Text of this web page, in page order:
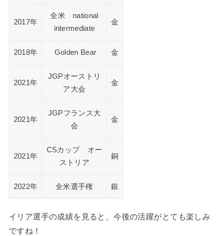
2017年
全米 national
intermediate
金
2018年 Golden Bear 金
2021年
JGPオーストリ
ア大会
金
2021年
JGPフランス大
会
金
2021年
CSカップ オー
ストリア
銅
2022年 全米選手権 銀
イリア選手の成績を見ると、今後の活躍がとても楽しみ
ですね！